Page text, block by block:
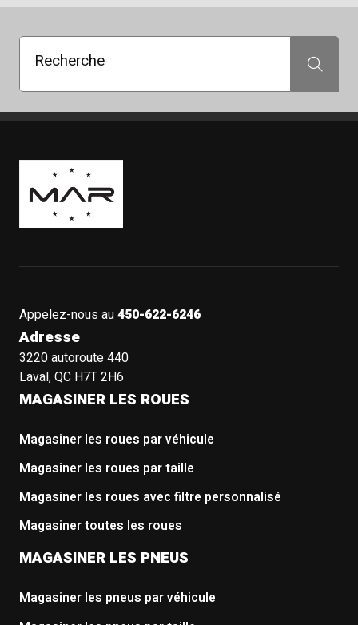
Recherche Recherche
Boutique Mags à Rabais
Appelez-nous au450-622-6246
Adresse
3220 autoroute 440
Laval, QC H7T 2H6
MAGASINER LES ROUES
Magasiner les roues par véhicule
Magasiner les roues par taille
Magasiner les roues avec filtre personnalisé
Magasiner toutes les roues
MAGASINER LES PNEUS
Magasiner les pneus par véhicule